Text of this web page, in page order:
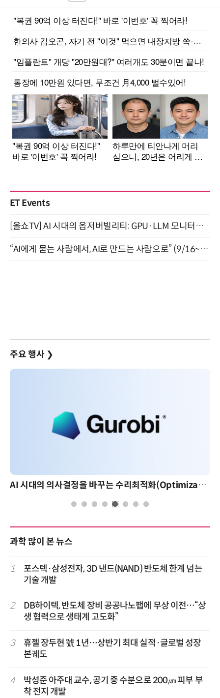
ET Events
[올쇼TV] AI 시대의 옵저버빌리티: GPU·LLM 모니터링부터 AI 기반 장애 대응까지 (8/11 생방송)
“AI에게 묻는 사람에서, AI로 만드는 사람으로” (9/16~17)
주요 행사 ❯
AI 시대의 의사결정을 바꾸는 수리최적화(Optimization): 실제 산업 적용 사례와 활용 전략
과학 많이 본 뉴스
1
포스텍·삼성전자, 3D 낸드(NAND) 반도체 한계 넘는
기술 개발
2
DB하이텍, 반도체 장비 공공나노팹에 무상 이전…“상
생 협력으로 생태계 고도화”
3
휴젤 장두현 號 1년…상반기 최대 실적·글로벌 성장
본궤도
4
박성준 아주대 교수, 공기 중 수분으로 200㎛ 피부 부
착 전지 개발